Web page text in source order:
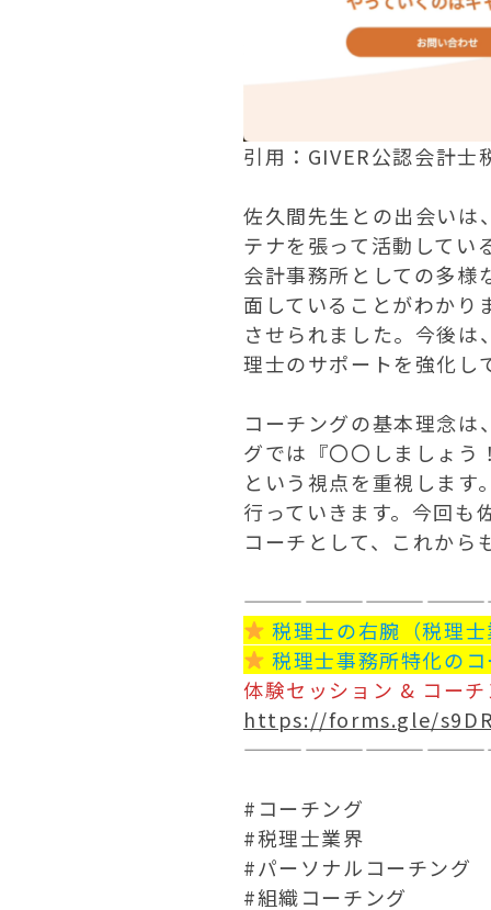
引用：GIVER公認会計士
佐久間先生との出会いは
テナを張って活動してい
会計事務所としての多様
面していることがわかり
させられました。今後
理士のサポートを強化し
コーチングの基本理念
グでは『〇〇しましょう
という視点を重視しま
行っていきます。今回も
コーチとして、これから
税理士の右腕（税理
税理士事務所特化の
体験セッション & コー
https://forms.gle/
#コーチング
#税理士業界
#パーソナルコーチング
#組織コーチング